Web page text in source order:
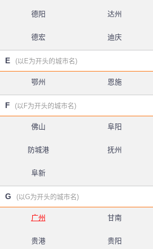
德阳 达州
德宏 迪庆
E (以E为开头的城市名)
鄂州 恩施
F (以F为开头的城市名)
佛山 阜阳
防城港 抚州
阜新
G (以G为开头的城市名)
广州 甘南
贵港 贵阳